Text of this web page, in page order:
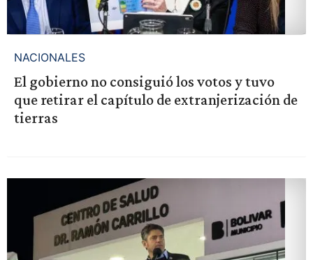
NACIONALES
El gobierno no consiguió los votos y tuvo
que retirar el capítulo de extranjerización de
tierras